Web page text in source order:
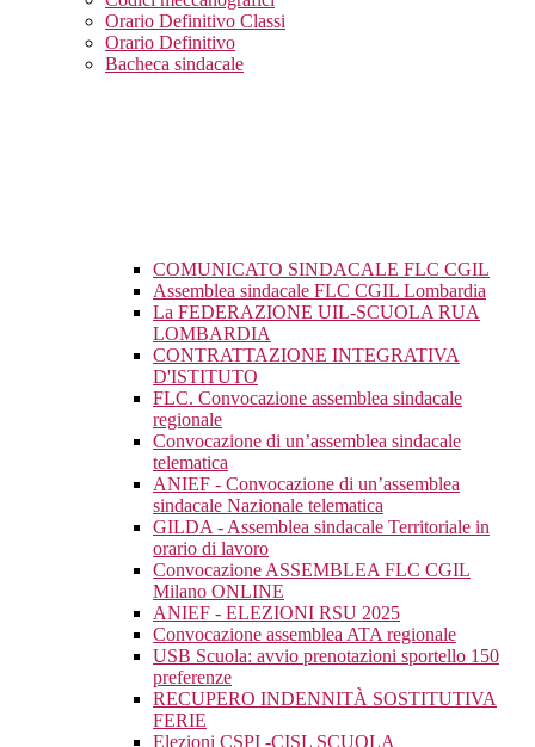
Orario Definitivo Classi
Orario Definitivo
Bacheca sindacale
COMUNICATO SINDACALE FLC CGIL
Assemblea sindacale FLC CGIL Lombardia
La FEDERAZIONE UIL-SCUOLA RUA
LOMBARDIA
CONTRATTAZIONE INTEGRATIVA
D'ISTITUTO
FLC. Convocazione assemblea sindacale
regionale
Convocazione di un’assemblea sindacale
telematica
ANIEF - Convocazione di un’assemblea
sindacale Nazionale telematica
GILDA - Assemblea sindacale Territoriale in
orario di lavoro
Convocazione ASSEMBLEA FLC CGIL
Milano ONLINE
ANIEF - ELEZIONI RSU 2025
Convocazione assemblea ATA regionale
USB Scuola: avvio prenotazioni sportello 150
preferenze
RECUPERO INDENNITÀ SOSTITUTIVA
FERIE
Elezioni CSPI -CISL SCUOLA